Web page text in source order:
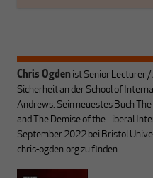
Chris Ogden ist Senior Lecturer
Sicherheit an der School of
Andrews. Sein neuestes Buch
and The Demise of the Liberal
September 2022 bei Bristol
chris-ogden.org zu finden.